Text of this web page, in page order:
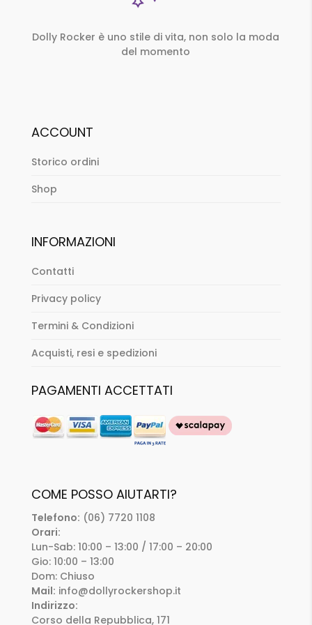
Dolly Rocker è uno stile di vita, non solo la moda
del momento
ACCOUNT
Storico ordini
Shop
INFORMAZIONI
Contatti
Privacy policy
Termini & Condizioni
Acquisti, resi e spedizioni
PAGAMENTI ACCETTATI
COME POSSO AIUTARTI?
Telefono: (06) 7720 1108
Orari:
Lun-Sab: 10:00 – 13:00 / 17:00 – 20:00
Gio: 10:00 – 13:00
Dom: Chiuso
Mail: info@dollyrockershop.it
Indirizzo:
Corso della Repubblica, 171